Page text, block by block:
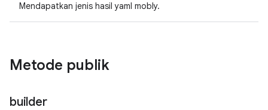
Mendapatkan jenis hasil yaml mobly.
Metode publik
builder